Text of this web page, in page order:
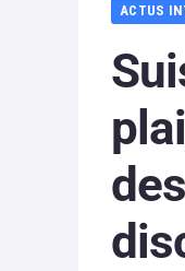
ACTUS